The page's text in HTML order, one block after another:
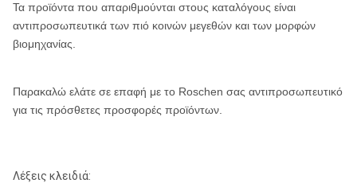
Σημειώσεις: Το Metzke, νήμα Remet είναι διαθέσιμο!SD5/M50/QL50/BR5
- 10»
M60/QL60/Bulroc
Τα προϊόντα που απαριθμούνται στους καταλόγους είναι
αντιπροσωπευτικά των πιό κοινών μεγεθών και των μορφών
βιομηχανίας.
Παρακαλώ ελάτε σε επαφή με το Roschen σας αντιπροσωπευτικό
για τις πρόσθετες προσφορές προϊόντων.
Λέξεις κλειδιά: